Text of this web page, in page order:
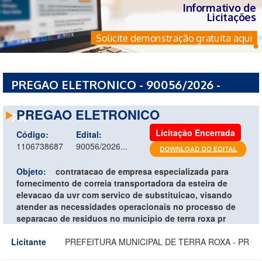
Informativo de
Licitações
Solicite demonstração gratuita aqui
PREGAO ELETRONICO - 90056/2026 -
PR
PREGAO ELETRONICO
Código:
1106738687
Edital:
90056/2026...
Licitação Encerrada
Objeto:
contratacao de empresa especializada para
fornecimento de correia transportadora da esteira de
elevacao da uvr com servico de substituicao, visando
atender as necessidades operacionais no processo de
separacao de residuos no municipio de terra roxa pr
Licitante
PREFEITURA MUNICIPAL DE TERRA ROXA - PR